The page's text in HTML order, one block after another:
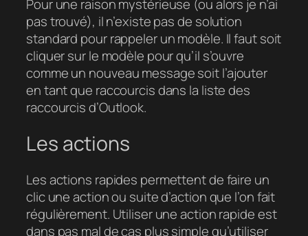
Pour une raison mystérieuse (ou alors je n’ai
pas trouvé), il n’existe pas de solution
standard pour rappeler un modèle. Il faut soit
cliquer sur le modèle pour qu’il s’ouvre
comme un nouveau message soit l’ajouter
en tant que raccourcis dans la liste des
raccourcis d’Outlook.
Les actions
Les actions rapides permettent de faire un
clic une action ou suite d’action que l’on fait
régulièrement. Utiliser une action rapide est
dans pas mal de cas plus simple qu’utiliser